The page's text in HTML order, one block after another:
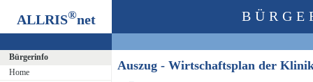
ALLRIS®net
Bürgerinfo
Home
Auszug - Wirtschaftsplan der